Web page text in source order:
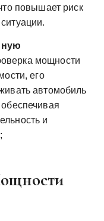
повышает риск
мощности
его
автомобиль
и